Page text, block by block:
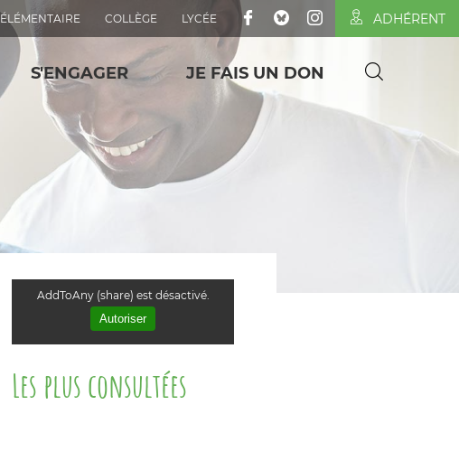
ÉLÉMENTAIRE COLLÈGE LYCÉE ADHÉRENT
S'ENGAGER JE FAIS UN DON
AddToAny (share) est désactivé.
Autoriser
Les plus consultées